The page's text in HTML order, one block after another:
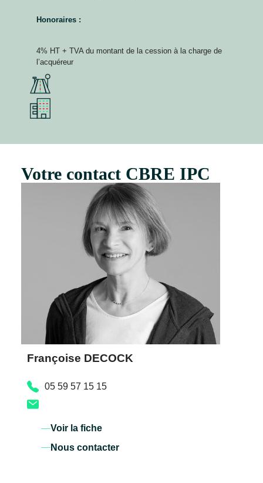
Honoraires :
4% HT + TVA du montant de la cession à la charge de
l’acquéreur
Votre contact CBRE IPC
Françoise DECOCK
05 59 57 15 15
Voir la fiche
Nous contacter